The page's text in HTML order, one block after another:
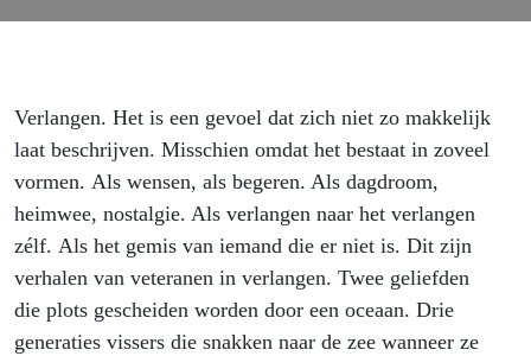
Verlangen. Het is een gevoel dat zich niet zo makkelijk
laat beschrijven. Misschien omdat het bestaat in zoveel
vormen. Als wensen, als begeren. Als dagdroom,
heimwee, nostalgie. Als verlangen naar het verlangen
zélf. Als het gemis van iemand die er niet is. Dit zijn
verhalen van veteranen in verlangen. Twee geliefden
die plots gescheiden worden door een oceaan. Drie
generaties vissers die snakken naar de zee wanneer ze